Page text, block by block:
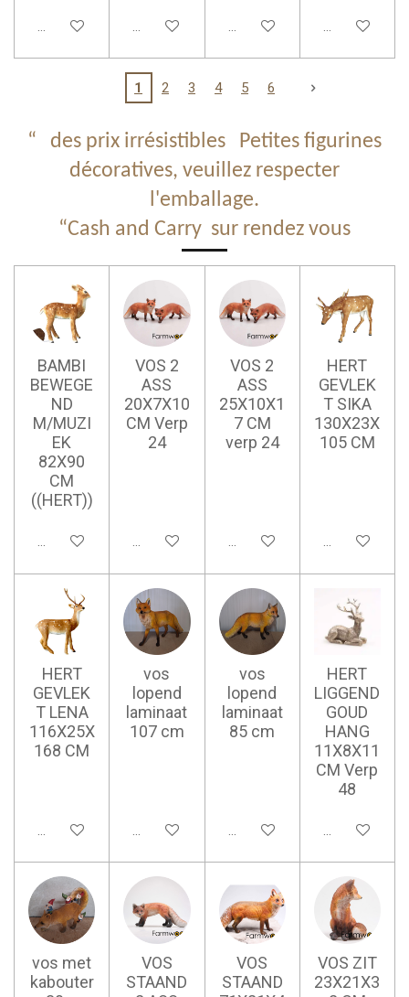
Ajouter au panier Ajouter au panier Ajouter au panier Ajouter au
1 2 3 4 5 6
“ des prix irrésistibles Petites figurines
décoratives, veuillez respecter
l'emballage.
“Cash and Carry sur rendez vous
BAMBI
BEWEGE
ND
M/MUZI
EK
82X90
CM
((HERT))
Ajouter au panier
VOS 2
ASS
20X7X10
CM Verp
24
Ajouter au panier
VOS 2
ASS
25X10X1
7 CM
verp 24
Ajouter au panier
HERT
GEVLEK
T SIKA
130X23X
105 CM
Ajouter au
HERT
GEVLEK
T LENA
116X25X
168 CM
Ajouter au panier
vos
lopend
laminaat
107 cm
Ajouter au panier
vos
lopend
laminaat
85 cm
Ajouter au panier
HERT
LIGGEND
GOUD
HANG
11X8X11
CM Verp
48
Ajouter au
vos met
kabouter
VOS
STAAND
VOS
STAAND
VOS ZIT
23X21X3